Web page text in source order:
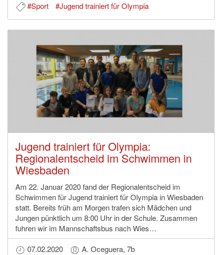
#Sport
#Jugend trainiert für Olympia
Jugend trainiert für Olympia:
Regionalentscheid im Schwimmen in
Wiesbaden
Am 22. Januar 2020 fand der Regionalentscheid im
Schwimmen für Jugend trainiert für Olympia in Wiesbaden
statt. Bereits früh am Morgen trafen sich Mädchen und
Jungen pünktlich um 8:00 Uhr in der Schule. Zusammen
fuhren wir im Mannschaftsbus nach Wies…
07.02.2020
A. Oceguera, 7b